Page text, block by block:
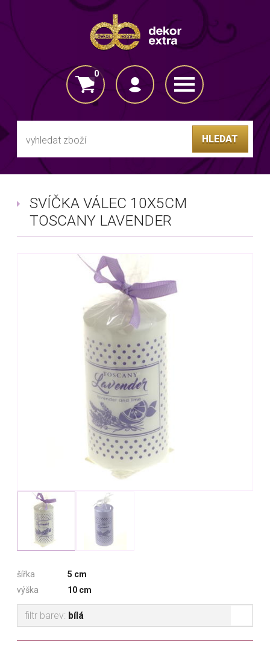
HLEDAT
0
SVÍČKA VÁLEC 10X5CM
TOSCANY LAVENDER
šířka
5 cm
výška
10 cm
filtr barev: bílá